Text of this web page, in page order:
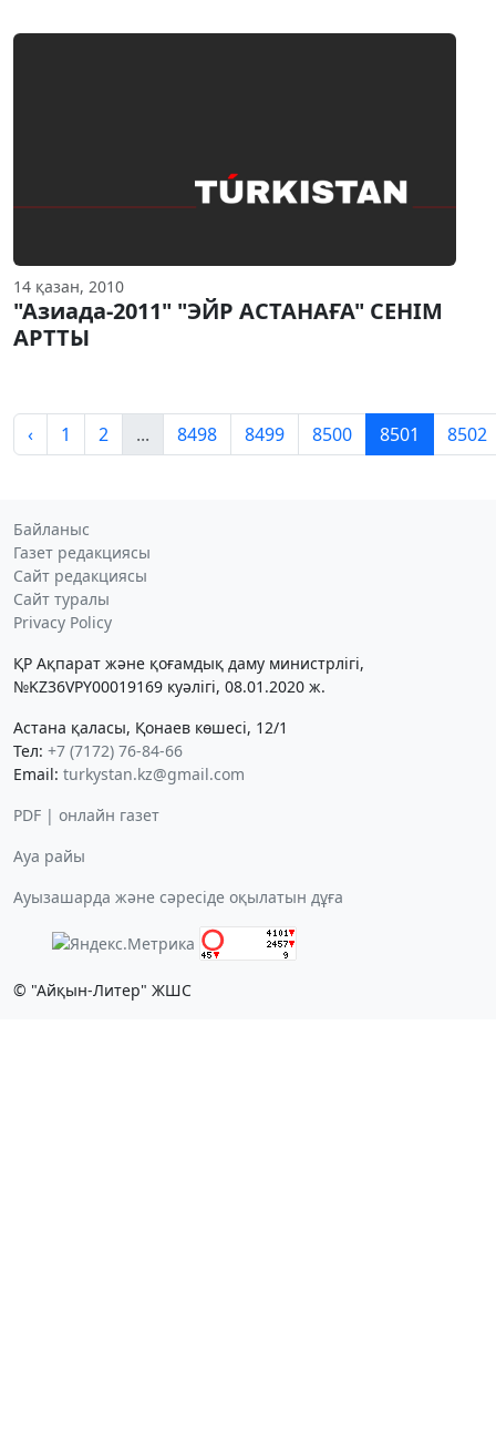
14 қазан, 2010
"Азиада-2011" "ЭЙР АСТАНАҒА" СЕНIМ
АРТТЫ
‹ 1 2 ... 8498 8499 8500 8501 8502
Байланыс
Газет редакциясы
Сайт редакциясы
Сайт туралы
Privacy Policy
ҚР Ақпарат және қоғамдық даму министрлігі,
№KZ36VPY00019169 куәлігі, 08.01.2020 ж.
Астана қаласы, Қонаев көшесі, 12/1
Тел: +7 (7172) 76-84-66
Email: turkystan.kz@gmail.com
PDF | онлайн газет
Ауа райы
Ауызашарда және сәресіде оқылатын дұға
© "Айқын-Литер" ЖШС